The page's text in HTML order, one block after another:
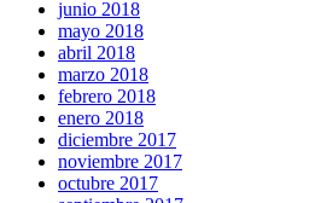
junio 2018
mayo 2018
abril 2018
marzo 2018
febrero 2018
enero 2018
diciembre 2017
noviembre 2017
octubre 2017